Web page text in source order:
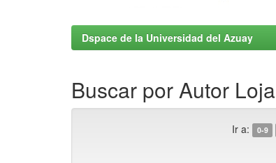
Dspace de la Universidad del Azuay
Buscar por Autor
Ir a: 0-9